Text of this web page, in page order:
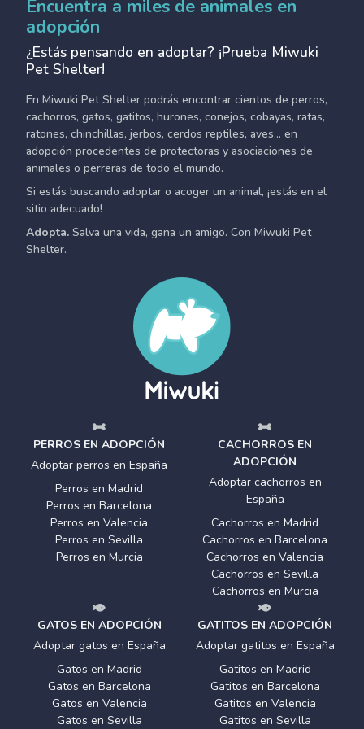
Encuentra a miles de animales en
adopción
¿Estás pensando en adoptar? ¡Prueba Miwuki
Pet Shelter!
En Miwuki Pet Shelter podrás encontrar cientos de perros,
cachorros, gatos, gatitos, hurones, conejos, cobayas, ratas,
ratones, chinchillas, jerbos, cerdos reptiles, aves... en
adopción procedentes de protectoras y asociaciones de
animales o perreras de todo el mundo.
Si estás buscando adoptar o acoger un animal, ¡estás en el
sitio adecuado!
Adopta. Salva una vida, gana un amigo. Con Miwuki Pet
Shelter.
PERROS EN ADOPCIÓN
Adoptar perros en España
Perros en Madrid
Perros en Barcelona
Perros en Valencia
Perros en Sevilla
Perros en Murcia
CACHORROS EN
ADOPCIÓN
Adoptar cachorros en
España
Cachorros en Madrid
Cachorros en Barcelona
Cachorros en Valencia
Cachorros en Sevilla
Cachorros en Murcia
GATOS EN ADOPCIÓN
Adoptar gatos en España
Gatos en Madrid
Gatos en Barcelona
Gatos en Valencia
Gatos en Sevilla
GATITOS EN ADOPCIÓN
Adoptar gatitos en España
Gatitos en Madrid
Gatitos en Barcelona
Gatitos en Valencia
Gatitos en Sevilla